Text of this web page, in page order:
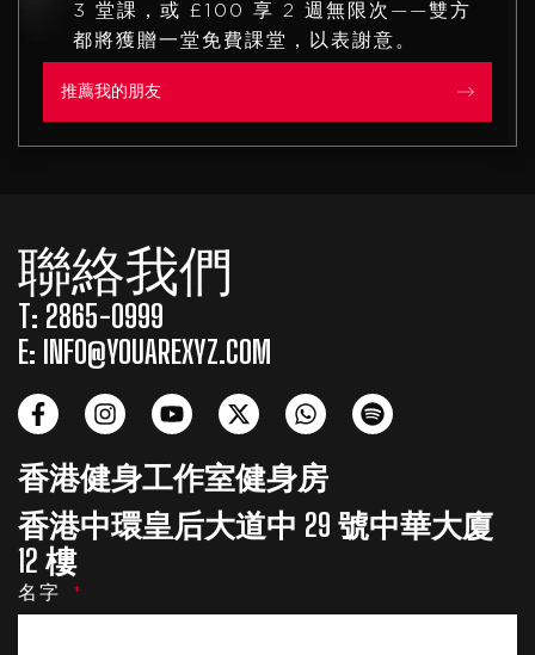
3 堂課，或 £100 享 2 週無限次——雙方
都將獲贈一堂免費課堂，以表謝意。
推薦我的朋友
聯絡我們
T: 2865-0999
E: INFO@YOUAREXYZ.COM
F
a
e
b
o
o
k
-
f
I
n
t
a
g
Y
o
t
u
b
e
X
-
w
i
t
W
h
t
s
a
S
p
f
y
香港健身工作室健身房
香港中環皇后大道中 29 號中華大廈
12 樓
名字